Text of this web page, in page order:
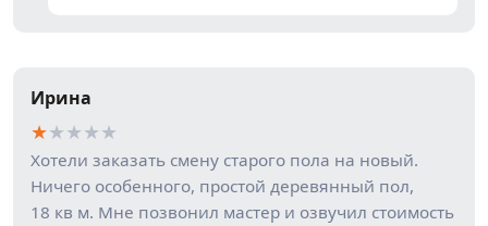
Ирина
★★★★★
Хотели заказать смену старого пола на новый.
Ничего особенного, простой деревянный пол,
18 кв м. Мне позвонил мастер и озвучил стоимость